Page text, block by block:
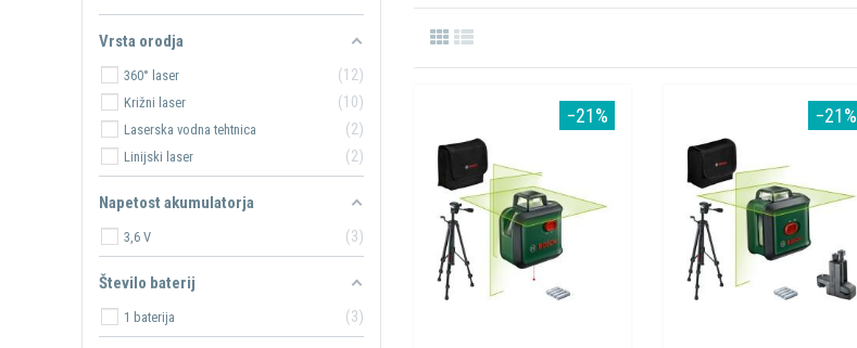
−21% −21%
Vrsta orodja
360° laser 12
Križni laser 10
Laserska vodna tehtnica 2
Linijski laser 2
Napetost akumulatorja
3,6 V 3
Število baterij
1 baterija 3